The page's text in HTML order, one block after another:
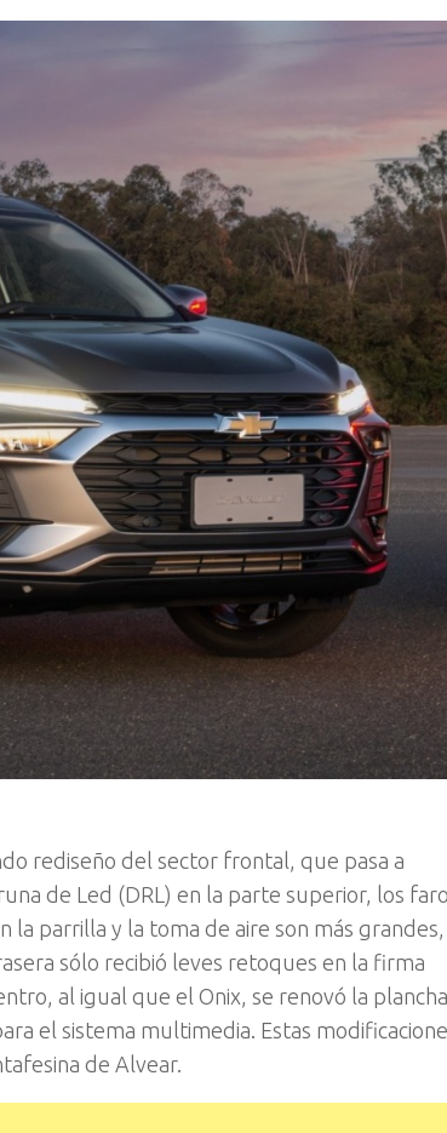
rediseño del sector frontal, que pasa a
de Led (DRL) en la parte superior, los
la parrilla y la toma de aire son más grandes,
sólo recibió leves retoques en la firma
al igual que el Onix, se renovó la plancha
el sistema multimedia. Estas
de Alvear.